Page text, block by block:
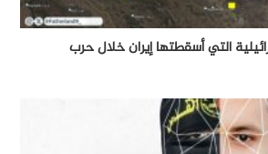
التي أسقطتها إيران خلال حرب